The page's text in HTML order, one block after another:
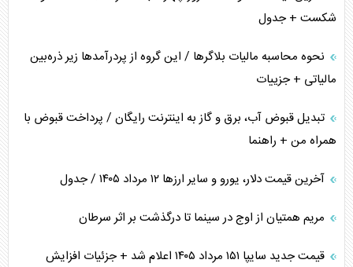
شکست + جدول
نحوه محاسبه مالیات بلاگر‌ها / این گروه از پردرآمد‌ها زیر ذره‌بین
مالیاتی + جزییات
تبدیل قبوض آب، برق و گاز به اینترنت رایگان / پرداخت قبوض با
همراه من + راهنما
آخرین قیمت دلار، یورو و سایر ارز‌ها ۱۲ مرداد ۱۴۰۵ / جدول
مریم همتیان از اوج در سینما تا درگذشت بر اثر سرطان
قیمت جدید سایپا ۱۵۱ مرداد ۱۴۰۵ اعلام شد + جزئیات افزایش